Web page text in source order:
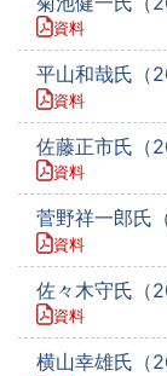
資料
平山和哉氏（
資料
佐藤正市氏（
資料
菅野祥一郎氏
資料
佐々木守氏（
資料
横山幸雄氏（